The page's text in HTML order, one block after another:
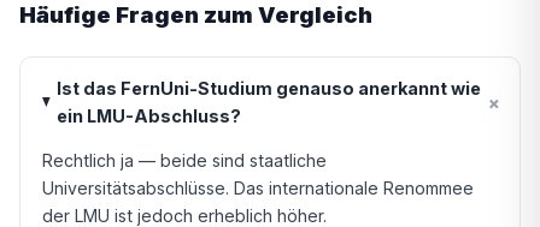
Häufige Fragen zum Vergleich
Ist das FernUni-Studium genauso anerkannt wie
ein LMU-Abschluss?
+
Rechtlich ja — beide sind staatliche
Universitätsabschlüsse. Das internationale Renommee
der LMU ist jedoch erheblich höher.